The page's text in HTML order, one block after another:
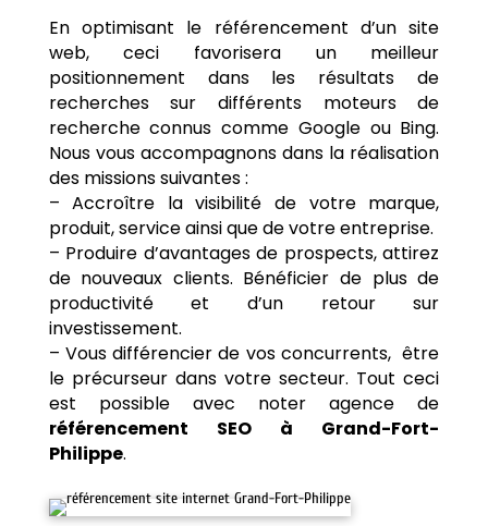
En optimisant le référencement d’un site
web, ceci favorisera un meilleur
positionnement dans les résultats de
recherches sur différents moteurs de
recherche connus comme Google ou Bing.
Nous vous accompagnons dans la réalisation
des missions suivantes :
– Accroître la visibilité de votre marque,
produit, service ainsi que de votre entreprise.
– Produire d’avantages de prospects, attirez
de nouveaux clients. Bénéficier de plus de
productivité et d’un retour sur
investissement.
– Vous différencier de vos concurrents, être
le précurseur dans votre secteur. Tout ceci
est possible avec noter agence de
référencement SEO à Grand-Fort-
Philippe.